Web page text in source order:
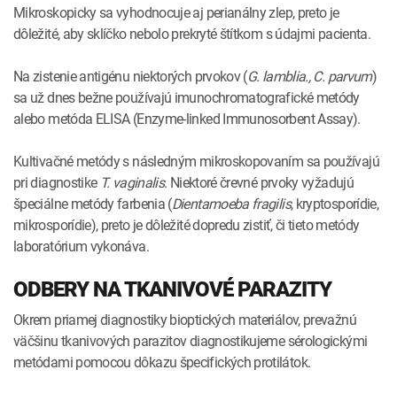
Mikroskopicky sa vyhodnocuje aj perianálny zlep, preto je
dôležité, aby sklíčko nebolo prekryté štítkom s údajmi pacienta.
Na zistenie antigénu niektorých prvokov (G. lamblia., C. parvum)
sa už dnes bežne používajú imunochromatografické metódy
alebo metóda ELISA (Enzyme-linked Immunosorbent Assay).
Kultivačné metódy s následným mikroskopovaním sa používajú
pri diagnostikeT. vaginalis. Niektoré črevné prvoky vyžadujú
špeciálne metódy farbenia (Dientamoeba fragilis, kryptosporídie,
mikrosporídie), preto je dôležité dopredu zistiť, či tieto metódy
laboratórium vykonáva.
ODBERY NA TKANIVOVÉ PARAZITY
Okrem priamej diagnostiky bioptických materiálov, prevažnú
väčšinu tkanivových parazitov diagnostikujeme sérologickými
metódami pomocou dôkazu špecifických protilátok.